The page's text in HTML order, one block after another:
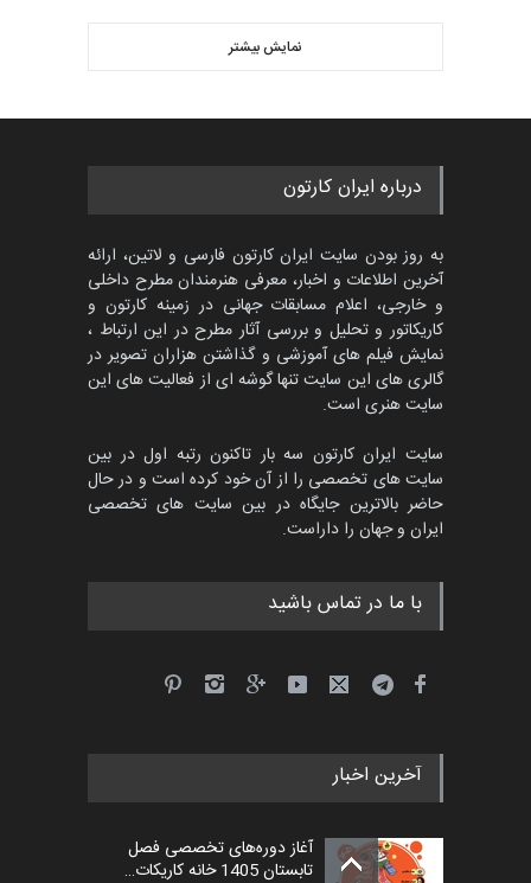
دوغان، ترکیه،…
مسابقۀ بین‌المللی کارتون و
کاریکاتور «البغلی…
پنجمین مسابقۀ بین‌المللی
کارتون CARTUNION ، …
مهلت 3 ماه دیگر
جشنواره بین‌المللی کارتون
مدارس پرتغال، ۲۰۲۷
مهلت
مهلت
مهلت 6 روز دیگر
گالری حدود 2 ساعت قبل
نمایش بیشتر
درباره ایران کارتون
به روز بودن سایت ایران کارتون فارسی و لاتین، ارائه
آخرین اطلاعات و اخبار، معرفی هنرمندان مطرح داخلی
و خارجی، اعلام مسابقات جهانی در زمینه کارتون و
کاریکاتور و تحلیل و بررسی آثار مطرح در این ارتباط ،
نمایش فیلم های آموزشی و گذاشتن هزاران تصویر در
گالری های این سایت تنها گوشه ای از فعالیت های این
سایت هنری است.
سایت ایران کارتون سه بار تاکنون رتبه اول در بین
سایت های تخصصی را از آن خود کرده است و در حال
حاضر بالاترین جایگاه در بین سایت های تخصصی
ایران و جهان را داراست.
با ما در تماس باشید
آخرین اخبار
آغاز دوره‌های تخصصی فصل
تابستان 1405 خانه کاریکات…